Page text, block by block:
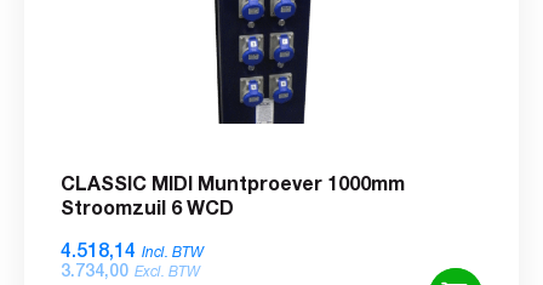
CLASSIC MIDI Muntproever 1000mm
Stroomzuil 6 WCD
4.518,14 Incl. BTW
3.734,00 Excl. BTW